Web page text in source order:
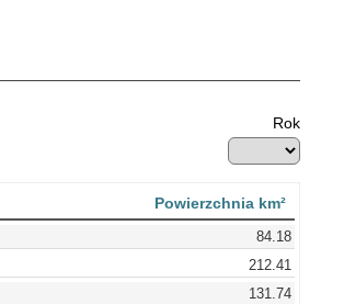
Rok
Powierzchnia km²
84.18
212.41
131.74